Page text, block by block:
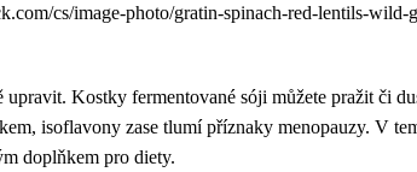
cs/image-photo/gratin-spinach-red-lentils-wild-
upravit. Kostky fermentované sóji můžete pražit či
isoflavony zase tlumí příznaky menopauzy. V
doplňkem pro diety.